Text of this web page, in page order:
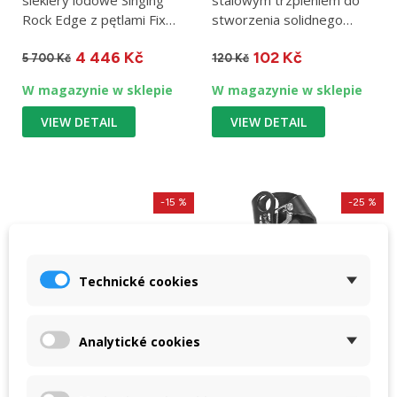
Rock Edge z pętlami Fix
5 700 Kč 4 446 Kč
W magazynie w sklepie
VIEW DETAIL
stworzenia solidnego
średnica...
120 Kč 102 Kč
W magazynie w sklepie
VIEW DETAIL
-15 % -25 %
Technické cookies
Analytické cookies